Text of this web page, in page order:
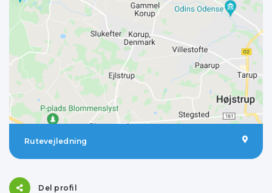
Rutevejledning
Del profil